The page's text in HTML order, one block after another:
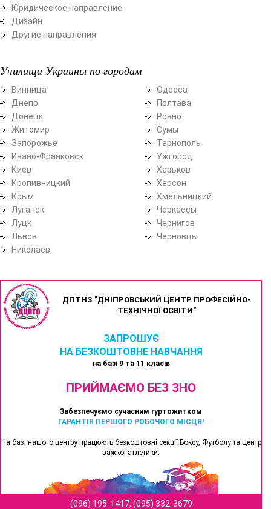
Юридическое направление
Дизайн
Другие направления
Училища Украины по городам
Винница
Днепр
Донецк
Житомир
Запорожье
Ивано-Франковск
Киев
Кропивницкий
Крым
Луганск
Луцк
Львов
Николаев
Одесса
Полтава
Ровно
Сумы
Тернополь
Ужгород
Харьков
Херсон
Хмельницкий
Черкассы
Чернигов
Черновцы
ДПТНЗ "ДНІПРОВСЬКИЙ ЦЕНТР ПРОФЕСІЙНО-
ТЕХНІЧНОЇ ОСВІТИ"
ЗАПРОШУЄ
НА БЕЗКОШТОВНЕ НАВЧАННЯ
на базі 9 та 11 класів
ПРИЙМАЄМО БЕЗ ЗНО
Забезпечуємо сучасним гуртожитком
ГАРАНТІЯ ПЕРШОГО РОБОЧОГО МІСЦЯ!
На базі нашого центру працюють безкоштовні секції Боксу, Футболу та Центр
важкої атлетики.
(096) 195-1417, (095) 332-3679